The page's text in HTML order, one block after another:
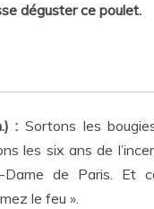
déguster ce poulet.
: Sortons les
les six ans de
de Paris. Et
le feu ».